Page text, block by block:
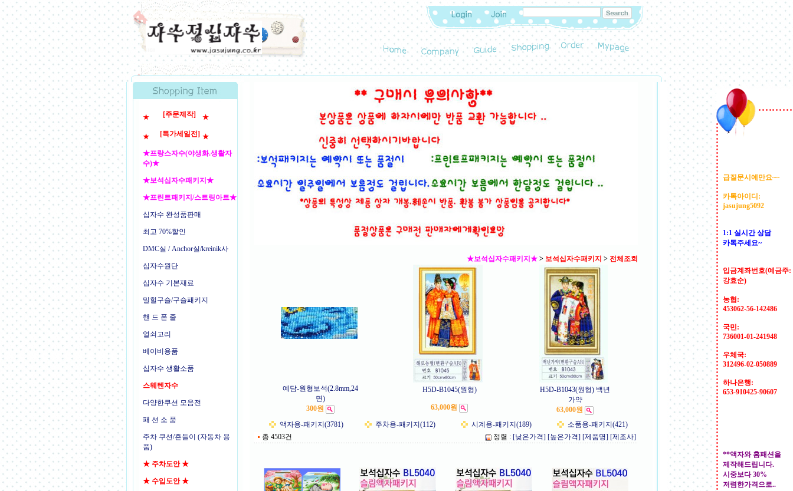
★ [주문제작] ★
★ [특가세일전]
★
★프랑스자수(야생화.생활자
수)★
★보석십자수패키지★
★프린트패키지/스트링아트★
십자수 완성품판매
최고 70%할인
DMC실 / Anchor실/kreinik사
십자수원단
십자수 기본재료
밀힐구슬/구슬패키지
핸 드 폰 줄
열쇠고리
베이비용품
십자수 생활소품
스웨텐자수
다양한쿠션 모음전
패 션 소 품
주차 쿠션/흔들이 (자동차 용
품)
★ 주차도안 ★
★ 수입도안 ★
★보석십자수패키지★ > 보석십자수패키지 > 전체조회
예담-원형보석(2.8mm,24
면)
300원
H5D-B1045(원형)
63,000원
H5D-B1043(원형) 백년
가약
63,000원
액자용-패키지(3781)
주차용-패키지(112) 시계용-패키지(189)
소품용-패키지(421)
총 4503건
정렬 : [낮은가격] [높은가격] [제품명] [제조사]
급질문시에만요~~
카톡아이디:
jasujung5092
1:1 실시간 상담
카톡주세요~
입금계좌번호(예금주:
강효순)
농협:
453062-56-142486
국민:
736001-01-241948
우체국:
312496-02-050889
하나은행:
653-910425-90607
**액자와 홈패션을
제작해드립니다.
시중보다 30%
저렴한가격으로..